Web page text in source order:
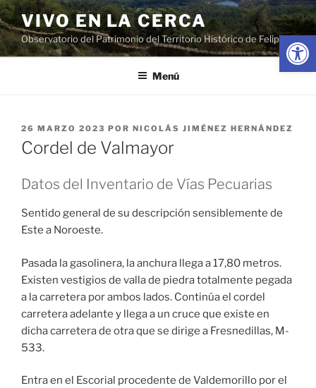
Abrir
Saltar
al
contenido
VIVO EN LA CERCA
Observatorio del Patrimonio del Territorio Histórico de Felipe II
Menú
PUBLICADO
EL
26 MARZO 2023 POR NICOLÁS JIMÉNEZ HERNÁNDEZ
Cordel de Valmayor
Datos del Inventario de Vías Pecuarias
Sentido general de su descripción sensiblemente de
Este a Noroeste.
Pasada la gasolinera, la anchura llega a 17,80 metros.
Existen vestigios de valla de piedra totalmente pegada
a la carretera por ambos lados. Continúa el cordel
carretera adelante y llega a un cruce que existe en
dicha carretera de otra que se dirige a Fresnedillas, M-
533.
Entra en el Escorial procedente de Valdemorillo por el